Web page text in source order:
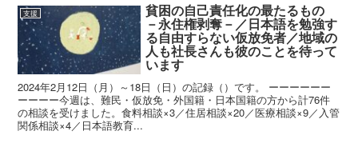
支援 貧困の自己責任化の最たるもの
－永住権剥奪－／日本語を勉強す
る自由すらない仮放免者／地域の
人も社長さんも彼のことを待って
います
2024年2月12日（月）～18日（日）の記録（）です。 ーーーーーー
ーーーー今週は、難民・仮放免・外国籍・日本国籍の方から計76件
の相談を受けました。食料相談×3／住居相談×20／医療相談×9／入管
関係相談×4／日本語教育...